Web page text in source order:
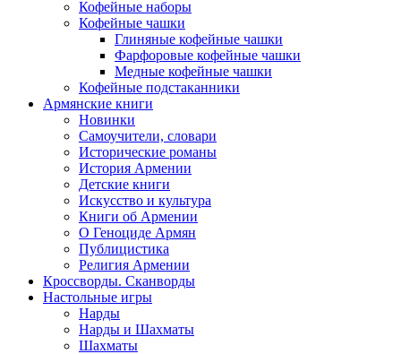
Кофейные наборы
Кофейные чашки
Глиняные кофейные чашки
Фарфоровые кофейные чашки
Медные кофейные чашки
Кофейные подстаканники
Армянские книги
Новинки
Самоучители, словари
Исторические романы
История Армении
Детские книги
Иcкусство и культура
Книги об Армении
О Геноциде Армян
Публицистика
Религия Армении
Кроссворды. Сканворды
Настольные игры
Нарды
Нарды и Шахматы
Шахматы